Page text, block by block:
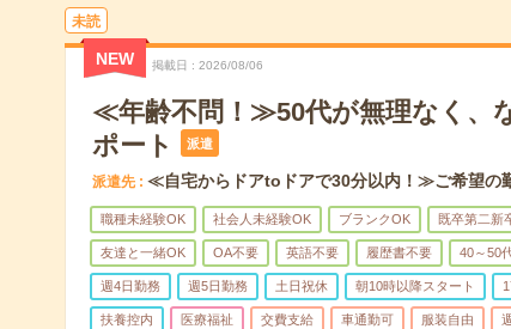
未読
NEW 掲載日 2026/08/06
≪年齢不問！≫50代が無理なく、
ポート
派遣
派遣先 ≪自宅からドアtoドアで30分以内！≫ご希望の
職種未経験OK 社会人未経験OK ブランクOK 既卒第二新
友達と一緒OK OA不要 英語不要 履歴書不要 40～50
週4日勤務 週5日勤務 土日祝休 朝10時以降スタート
扶養控内 医療福祉 交費支給 車通勤可 服装自由